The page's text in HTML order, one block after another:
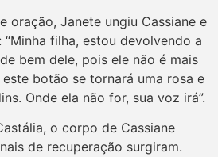
oração, Janete ungiu Cassiane e
filha, estou devolvendo a
bem dele, pois ele não é mais
este botão se tornará uma rosa e
Onde ela não for, sua voz irá”.
o corpo de Cassiane
de recuperação surgiram.